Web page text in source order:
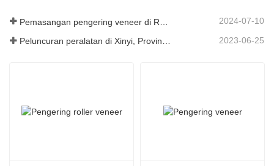
2024-07-10
2023-06-25